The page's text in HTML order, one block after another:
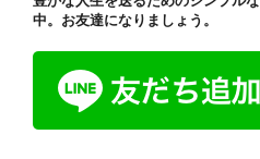
ン
中。お友達になりましょう。